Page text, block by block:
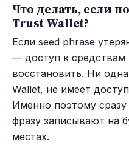
Что делать, если
Trust Wallet?
Если seed phrase
— доступ к средствам
восстановить. Ни
Wallet, не имеет
Именно поэтому
фразу записывают на
местах.